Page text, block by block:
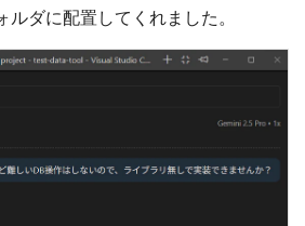
ダに配置してくれました。